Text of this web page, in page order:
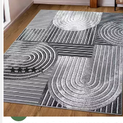
OTTO HOME
Teppich Lysandra, rechteckig,
Höhe: 8 mm, 3D-Effekt, softer
Kurzflor, pflegeleicht, leichter
Glanz, Scandi-Look
(1006)
ab 10,50 € UVP16,99 €
-38%